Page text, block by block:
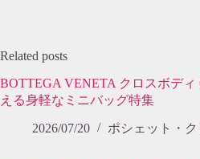
Related posts
BOTTEGA VENETA クロスボディ
える身軽なミニバッグ特集
2026/07/20 ポシェット・ク